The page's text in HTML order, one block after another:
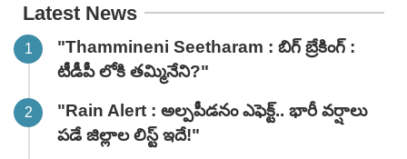
Latest News
"Thammineni Seetharam : బిగ్ బ్రేకింగ్ :
టీడీపీ లోకి తమ్మినేని?"
"Rain Alert : అల్పపీడనం ఎఫెక్ట్.. భారీ వర్షాలు
పడే జిల్లాల లిస్ట్ ఇదే!"